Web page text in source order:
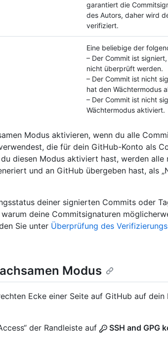
garantiert die
des Autors, daher wird
verifiziert.
Eine beliebige der
– Der Commit ist
nicht überprüft werden.
– Der Commit ist nicht
hat den Wächtermodus
– Der Commit ist nicht
Wächtermodus aktiviert.
Modus aktivieren, wenn du alle
die für dein GitHub-Konto als
diesen Modus aktiviert hast, werden
und an GitHub übergeben hast, als
deiner signierten Commits oder
deine Commitsignaturen
Sie unter Überprüfung des
Modus
Ecke einer Seite auf GitHub auf
der Randleiste auf
SSH and GPG